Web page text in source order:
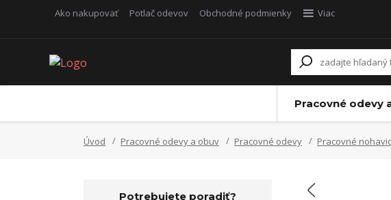
Ako nakupovať Potlač odevov Obchodné podmienky Viac
Pracovné odevy
Úvod Pracovné odevy a obuv Pracovné odevy Pracovné
Potrebujete poradiť?